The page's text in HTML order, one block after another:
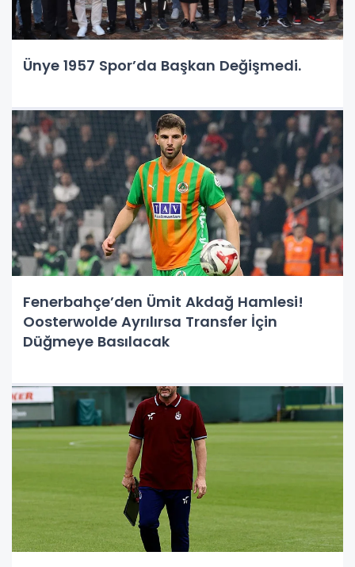
Ünye 1957 Spor’da Başkan Değişmedi.
Fenerbahçe’den Ümit Akdağ Hamlesi!
Oosterwolde Ayrılırsa Transfer İçin
Düğmeye Basılacak